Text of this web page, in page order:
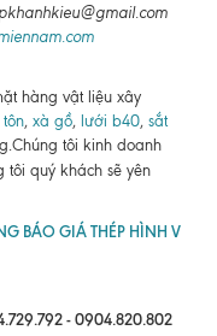
hàng vật liệu xây
tôn, xà gồ, lưới b40, sắt
tôi kinh doanh
tôi quý khách sẽ yên
BÁO GIÁ THÉP HÌNH V
- 0904.820.802